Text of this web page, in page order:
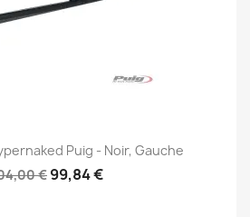
Puig - Noir, Gauche
€ 99,84 €